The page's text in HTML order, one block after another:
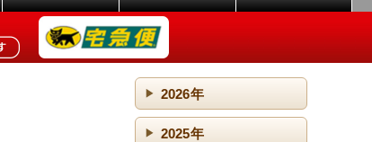
2026年
2025年